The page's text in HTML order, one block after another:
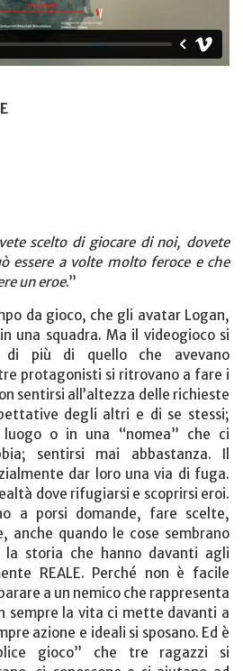
scelto di giocare di noi, dovete
essere a volte molto feroce e che
un eroe.”
da gioco, che gli avatar Logan,
una squadra. Ma il videogioco si
di più di quello che avevano
protagonisti si ritrovano a fare i
sentirsi all’altezza delle richieste
degli altri e di se stessi;
o in una “nomea” che ci
sentirsi mai abbastanza. Il
dar loro una via di fuga.
dove rifugiarsi e scoprirsi eroi.
a porsi domande, fare scelte,
anche quando le cose sembrano
la storia che hanno davanti agli
REALE. Perché non è facile
a un nemico che rappresenta
sempre la vita ci mette davanti a
azione e ideali si sposano. Ed è
gioco” che tre ragazzi si